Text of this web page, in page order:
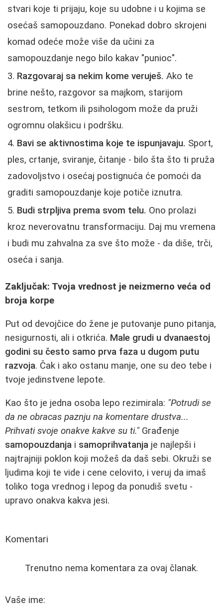
stvari koje ti prijaju, koje su udobne i u kojima se
osećaš samopouzdano. Ponekad dobro skrojeni
komad odeće može više da učini za
samopouzdanje nego bilo kakav "punioc".
Razgovaraj sa nekim kome veruješ. Ako te
brine nešto, razgovor sa majkom, starijom
sestrom, tetkom ili psihologom može da pruži
ogromnu olakšicu i podršku.
Bavi se aktivnostima koje te ispunjavaju. Sport,
ples, crtanje, sviranje, čitanje - bilo šta što ti pruža
zadovoljstvo i osećaj postignuća će pomoći da
graditi samopouzdanje koje potiče iznutra.
Budi strpljiva prema svom telu. Ono prolazi
kroz neverovatnu transformaciju. Daj mu vremena
i budi mu zahvalna za sve što može - da diše, trči,
oseća i sanja.
Zaključak: Tvoja vrednost je neizmerno veća od
broja korpe
Put od devojčice do žene je putovanje puno pitanja,
nesigurnosti, ali i otkrića. Male grudi u dvanaestoj
godini su često samo prva faza u dugom putu
razvoja. Čak i ako ostanu manje, one su deo tebe i
tvoje jedinstvene lepote.
Kao što je jedna osoba lepo rezimirala: "Potrudi se
da ne obracas paznju na komentare drustva...
Prihvati svoje onakve kakve su ti." Građenje
samopouzdanja i samoprihvatanja je najlepši i
najtrajniji poklon koji možeš da daš sebi. Okruži se
ljudima koji te vide i cene celovito, i veruj da imaš
toliko toga vrednog i lepog da ponudiš svetu -
upravo onakva kakva jesi.
Komentari
Trenutno nema komentara za ovaj članak.
Vaše ime: